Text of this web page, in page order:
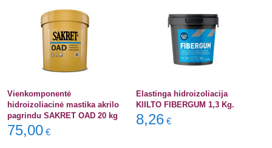
Vienkomponentė
hidroizoliacinė mastika akrilo
pagrindu SAKRET OAD 20 kg
75,00 €
Elastinga hidroizoliacija
KIILTO FIBERGUM 1,3 Kg.
8,26 €